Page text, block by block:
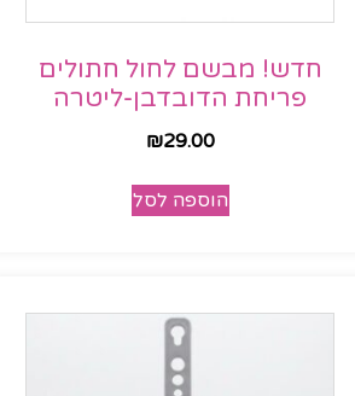
חדש! מבשם לחול חתולים
פריחת הדובדבן-ליטרה
₪29.00
הוספה לסל